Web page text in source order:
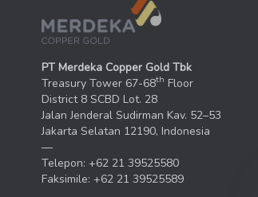
PT Merdeka Copper Gold Tbk
Treasury Tower 67-68th Floor
District 8 SCBD Lot. 28
Jalan Jenderal Sudirman Kav. 52–53
Jakarta Selatan 12190, Indonesia
—
Telepon: +62 21 39525580
Faksimile: +62 21 39525589